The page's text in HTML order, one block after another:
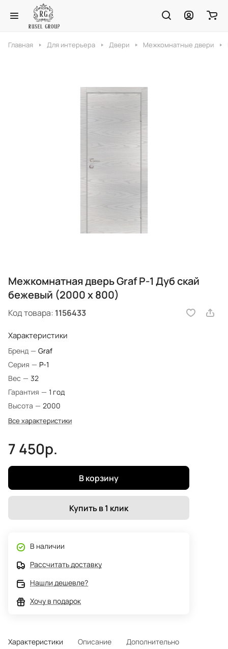
Главная Для интерьера Двери Межкомнатные двери
Межкомнатная дверь Graf P-1 Дуб скай
бежевый (2000 х 800)
Код товара: 1156433
Характеристики
Бренд — Graf
Серия — P-1
Вес — 32
Гарантия — 1 год
Высота — 2000
Все характеристики
7 450р.
В корзину
Купить в 1 клик
В наличии
Рассчитать доставку
Нашли дешевле?
Хочу в подарок
Характеристики Описание Дополнительно